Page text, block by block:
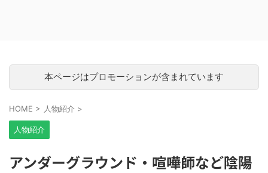
本ページはプロモーションが含まれています
HOME > 人物紹介 >
人物紹介
アンダーグラウンド・喧嘩師など陰陽